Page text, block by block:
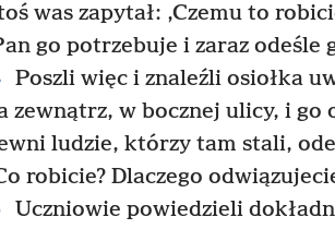
was zapytał: ‚Czemu to
go potrzebuje i zaraz odeśle
Poszli więc i znaleźli osiołka
zewnątrz, w bocznej ulicy, i go
ludzie, którzy tam stali,
robicie? Dlaczego
Uczniowie powiedzieli